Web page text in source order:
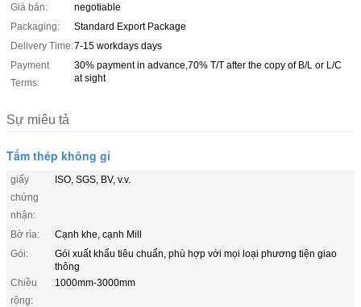
Giá bán:
negotiable
Packaging:
Standard Export Package
Delivery Time:7-15 workdays days
Payment
Terms:
30% payment in advance,70% T/T after the copy of B/L or L/C
at sight
Sự miêu tả
Tấm thép không gỉ
giấy
chứng
nhận:
ISO, SGS, BV, v.v.
Bờ rìa:
Cạnh khe, cạnh Mill
Gói:
Gói xuất khẩu tiêu chuẩn, phù hợp với mọi loại phương tiện giao
thông
Chiều
rộng:
1000mm-3000mm